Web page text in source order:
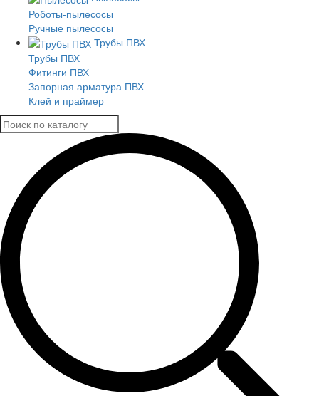
Роботы-пылесосы
Ручные пылесосы
Трубы ПВХ
Трубы ПВХ
Фитинги ПВХ
Запорная арматура ПВХ
Клей и праймер